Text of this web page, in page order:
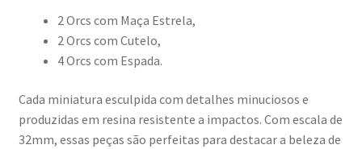
2 Orcs com Maça Estrela,
2 Orcs com Cutelo,
4 Orcs com Espada.
Cada miniatura esculpida com detalhes minuciosos e
produzidas em resina resistente a impactos. Com escala de
32mm, essas peças são perfeitas para destacar a beleza de